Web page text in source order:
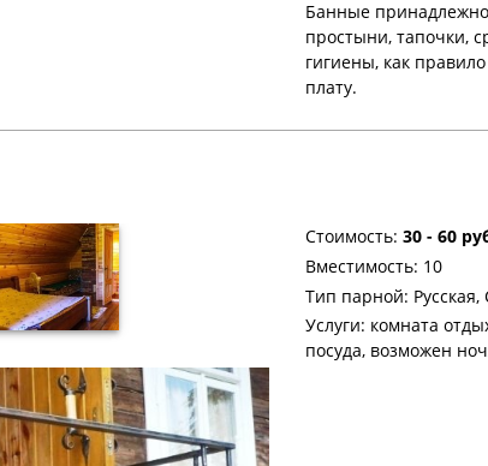
Банные
простыни, тапочки,
гигиены, как
плату.
Стоимость: 30 - 60
Вместимость: 10
Тип парной: Русская,
Услуги: комната
посуда, возможен